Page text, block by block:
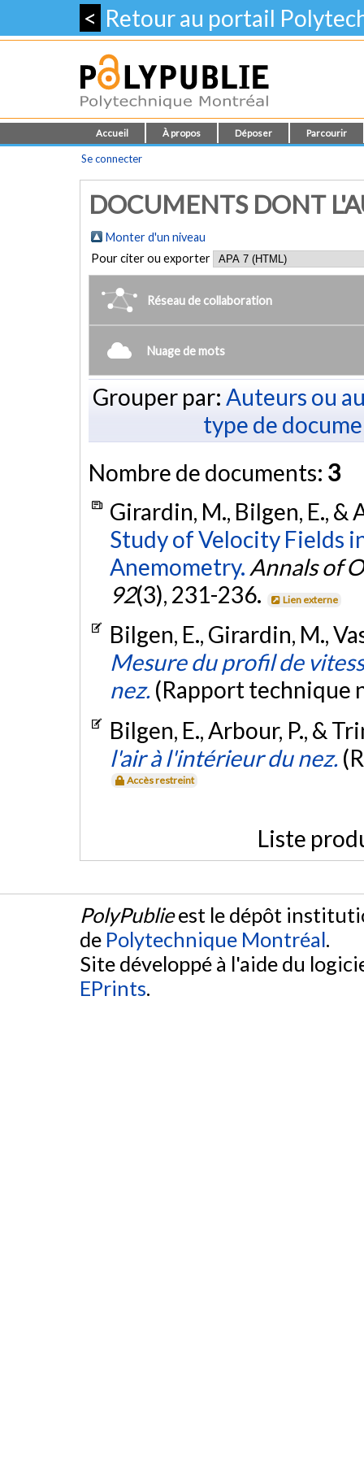
< Retour au portail
Accueil À propos Déposer Parcourir
Se connecter
DOCUMENTS DONT
Monter d'un niveau
Pour citer ou exporter
Réseau de collaboration
Nuage de mots
Grouper par: Auteurs ou
type de
Nombre de documents: 3
Girardin, M., Bilgen, E., &
Study of Velocity Fields
Anemometry. Annals of
92(3), 231-236. Lien externe
Bilgen, E., Girardin, M.,
Mesure du profil de
nez. (Rapport technique
Bilgen, E., Arbour, P., &
l'air à l'intérieur du nez.
Accès restreint
Liste
PolyPublieest le dépôt
de Polytechnique Montréal.
Site développé à l'aide du
EPrints.